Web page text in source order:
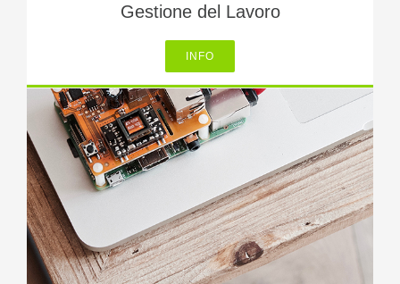
Gestione del Lavoro
INFO